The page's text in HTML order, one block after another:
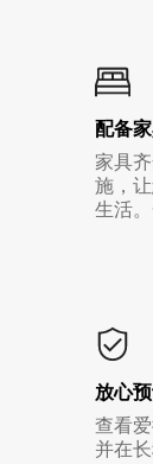
配备
家具
施，
生活
放心
查看
并在